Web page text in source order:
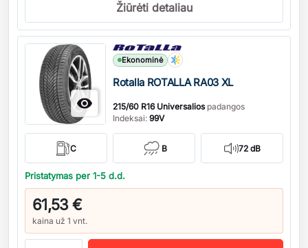
Žiūrėti detaliau

Ekonominė
Rotalla ROTALLA RA03 XL
215/60 R16 Universaliospadangos
Indeksai: 99V
C B 72 dB
Pristatymas per 1-5 d.d.
61,53 €
kaina už 1 vnt.
Kiekis